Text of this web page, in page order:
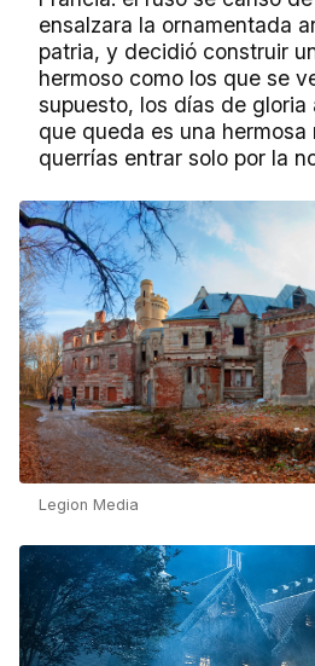
ensalzara la ornamentada
patria, y decidió construir
hermoso como los que se
supuesto, los días de
que queda es una hermosa
querrías entrar solo por la
Legion Media